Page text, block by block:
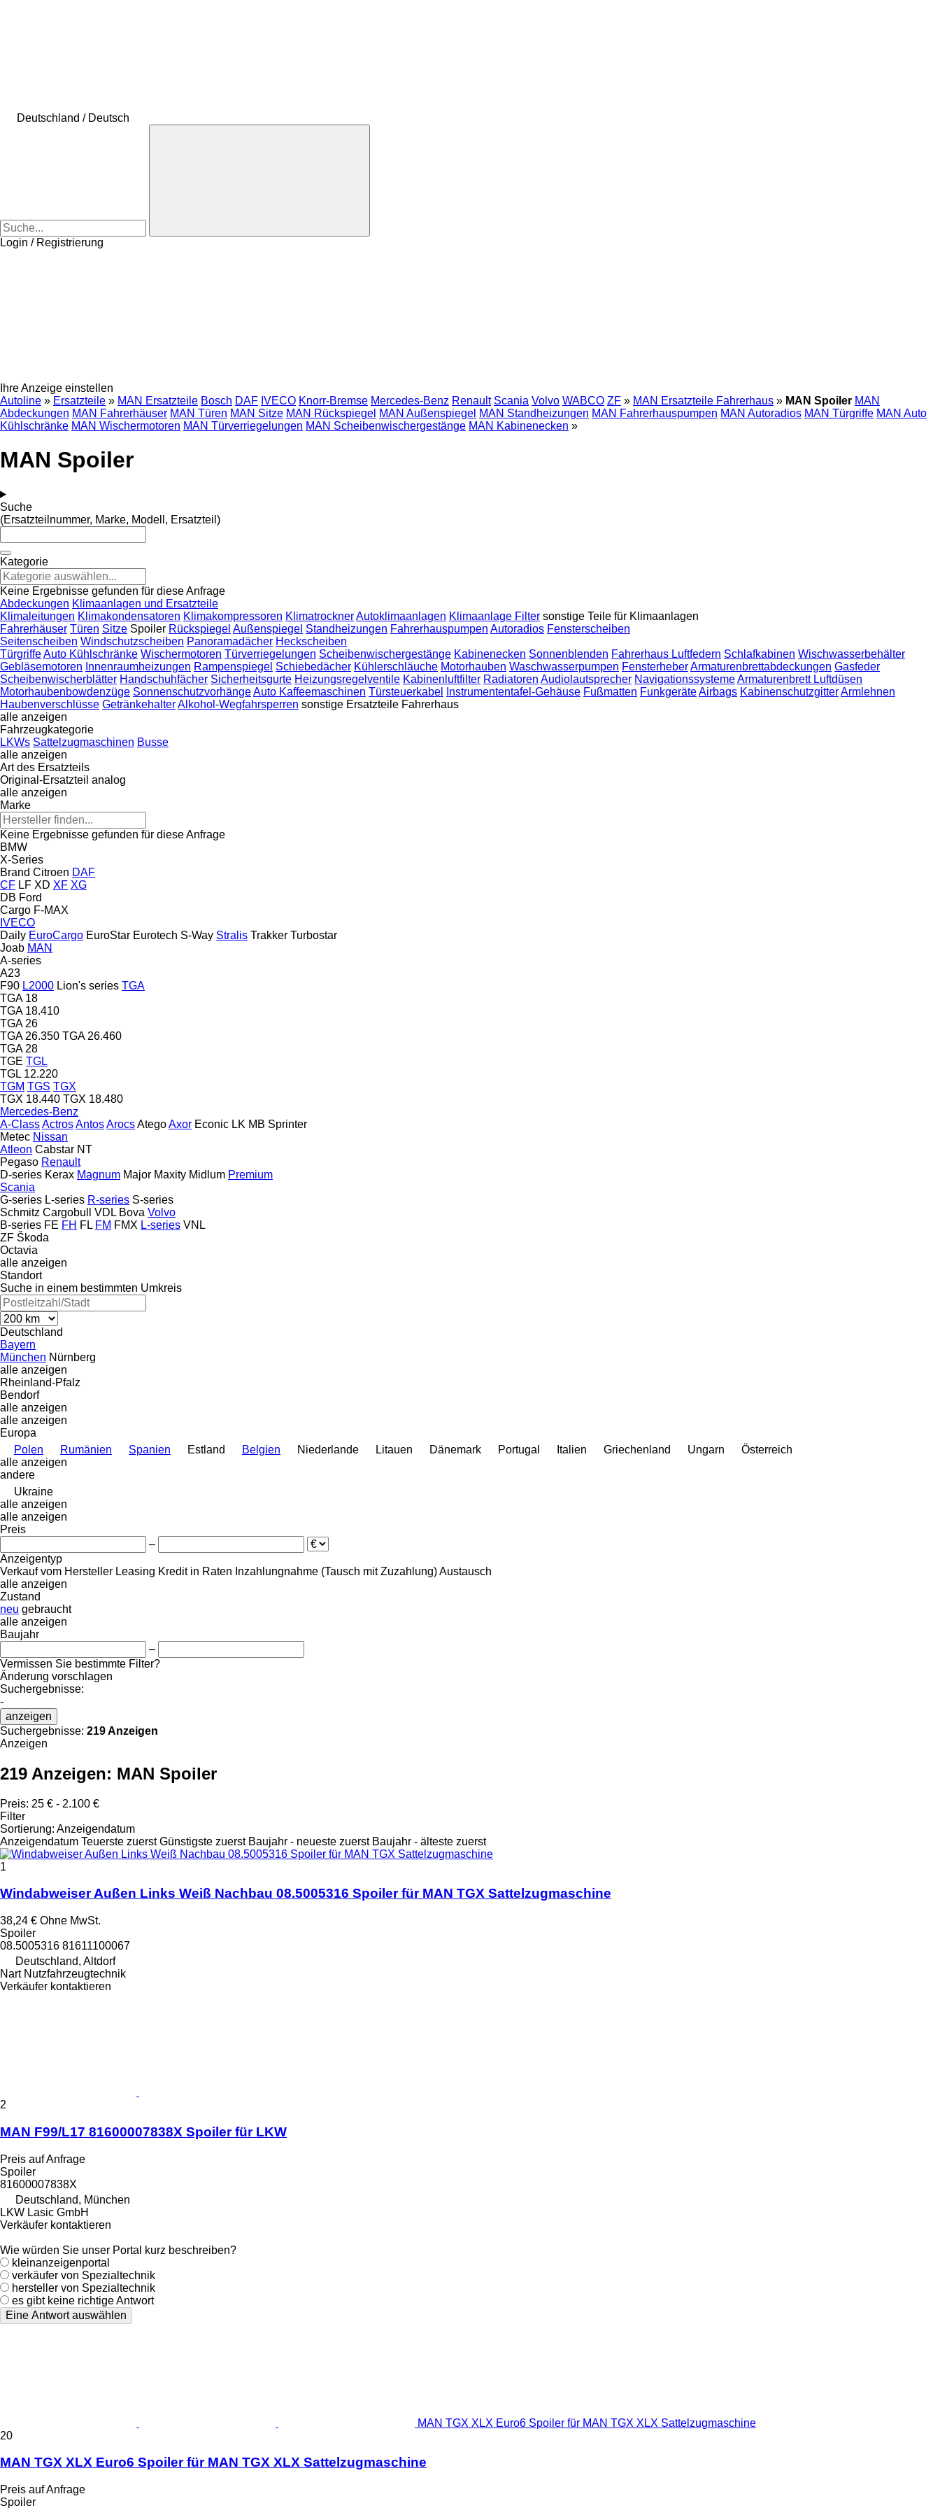
Deutschland / Deutsch
Login / Registrierung
Ihre Anzeige einstellen
Autoline » Ersatzteile » MAN Ersatzteile Bosch DAF IVECO Knorr-Bremse Mercedes-Benz Renault Scania Volvo WABCO ZF » MAN Ersatzteile Fahrerhaus » MAN Spoiler MAN
Abdeckungen MAN Fahrerhäuser MAN Türen MAN Sitze MAN Rückspiegel MAN Außenspiegel MAN Standheizungen MAN Fahrerhauspumpen MAN Autoradios MAN Türgriffe MAN Auto
Kühlschränke MAN Wischermotoren MAN Türverriegelungen MAN Scheibenwischergestänge MAN Kabinenecken »
MAN Spoiler
Suche
(Ersatzteilnummer, Marke, Modell, Ersatzteil)
Kategorie
Keine Ergebnisse gefunden für diese Anfrage
Abdeckungen Klimaanlagen und Ersatzteile
Klimaleitungen Klimakondensatoren Klimakompressoren KlimatrocknerAutoklimaanlagen Klimaanlage Filter sonstige Teile für Klimaanlagen
Fahrerhäuser Türen Sitze Spoiler Rückspiegel Außenspiegel Standheizungen Fahrerhauspumpen Autoradios Fensterscheiben
Seitenscheiben Windschutzscheiben Panoramadächer Heckscheiben
TürgriffeAuto Kühlschränke Wischermotoren Türverriegelungen Scheibenwischergestänge Kabinenecken Sonnenblenden Fahrerhaus Luftfedern Schlafkabinen Wischwasserbehälter
Gebläsemotoren Innenraumheizungen Rampenspiegel Schiebedächer Kühlerschläuche Motorhauben Waschwasserpumpen FensterheberArmaturenbrettabdeckungen Gasfeder
Scheibenwischerblätter Handschuhfächer Sicherheitsgurte Heizungsregelventile Kabinenluftfilter Radiatoren Audiolautsprecher NavigationssystemeArmaturenbrett Luftdüsen
Motorhaubenbowdenzüge SonnenschutzvorhängeAuto Kaffeemaschinen Türsteuerkabel Instrumententafel-Gehäuse Fußmatten FunkgeräteAirbags KabinenschutzgitterArmlehnen
Haubenverschlüsse GetränkehalterAlkohol-Wegfahrsperren sonstige Ersatzteile Fahrerhaus
alle anzeigen
Fahrzeugkategorie
LKWs Sattelzugmaschinen Busse
alle anzeigen
Art des Ersatzteils
Original-Ersatzteil analog
alle anzeigen
Marke
Keine Ergebnisse gefunden für diese Anfrage
BMW
X-Series
Brand Citroen DAF
CF LF XD XF XG
DB Ford
Cargo F-MAX
IVECO
Daily EuroCargo EuroStar Eurotech S-Way Stralis Trakker Turbostar
Joab MAN
A-series
A23
F90 L2000 Lion's series TGA
TGA 18
TGA 18.410
TGA 26
TGA 26.350 TGA 26.460
TGA 28
TGE TGL
TGL 12.220
TGM TGS TGX
TGX 18.440 TGX 18.480
Mercedes-Benz
A-ClassActrosAntosArocsAtegoAxor Econic LK MB Sprinter
Metec Nissan
Atleon Cabstar NT
Pegaso Renault
D-series Kerax Magnum Major Maxity Midlum Premium
Scania
G-series L-series R-series S-series
Schmitz Cargobull
VDL Bova Volvo
B-series FE FH FL FM FMX L-series VNL
ZF Škoda
Octavia
alle anzeigen
Standort
Suche in einem bestimmten Umkreis
Deutschland
Bayern
München Nürnberg
alle anzeigen
Rheinland-Pfalz
Bendorf
alle anzeigen
alle anzeigen
Europa
Polen
Rumänien Spanien Estland Belgien Niederlande Litauen Dänemark Portugal Italien Griechenland Ungarn
Österreich
alle anzeigen
andere
Ukraine
alle anzeigen
alle anzeigen
Preis
–
Anzeigentyp
Verkauf vom Hersteller Leasing Kredit in Raten Inzahlungnahme (Tausch mit Zuzahlung)Austausch
alle anzeigen
Zustand
neu gebraucht
alle anzeigen
Baujahr
–
Vermissen Sie bestimmte Filter?
Änderung vorschlagen
Suchergebnisse:
-
anzeigen
Suchergebnisse: 219 Anzeigen
Anzeigen
219 Anzeigen: MAN Spoiler
Preis: 25 € - 2.100 €
Filter
Sortierung: Anzeigendatum
Anzeigendatum Teuerste zuerst Günstigste zuerst Baujahr - neueste zuerst Baujahr - älteste zuerst
1
Windabweiser Außen Links Weiß Nachbau 08.5005316 Spoiler für MAN TGX Sattelzugmaschine
38,24 € Ohne MwSt.
Spoiler
08.5005316 81611100067
Deutschland, Altdorf
Nart Nutzfahrzeugtechnik
Verkäufer kontaktieren
2
MAN F99/L17 81600007838X Spoiler für LKW
Preis auf Anfrage
Spoiler
81600007838X
Deutschland, München
LKW Lasic GmbH
Verkäufer kontaktieren
Wie würden Sie unser Portal kurz beschreiben?
kleinanzeigenportal
verkäufer von Spezialtechnik
hersteller von Spezialtechnik
es gibt keine richtige Antwort
Eine Antwort auswählen
MAN TGX XLX Euro6 Spoiler für MAN TGX XLX Sattelzugmaschine
20
MAN TGX XLX Euro6 Spoiler für MAN TGX XLX Sattelzugmaschine
Preis auf Anfrage
Spoiler